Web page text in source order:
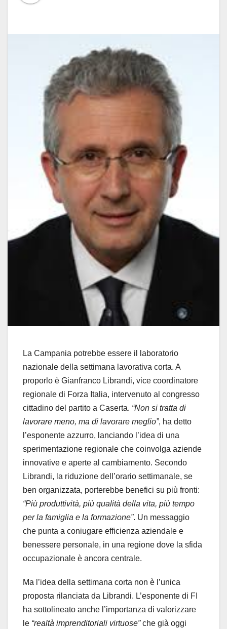
La Campania potrebbe essere il laboratorio
nazionale della settimana lavorativa corta. A
proporlo è Gianfranco Librandi, vice coordinatore
regionale di Forza Italia, intervenuto al congresso
cittadino del partito a Caserta. “Non si tratta di
lavorare meno, ma di lavorare meglio”, ha detto
l’esponente azzurro, lanciando l’idea di una
sperimentazione regionale che coinvolga aziende
innovative e aperte al cambiamento. Secondo
Librandi, la riduzione dell’orario settimanale, se
ben organizzata, porterebbe benefici su più fronti:
“Più produttività, più qualità della vita, più tempo
per la famiglia e la formazione”. Un messaggio
che punta a coniugare efficienza aziendale e
benessere personale, in una regione dove la sfida
occupazionale è ancora centrale.
Ma l’idea della settimana corta non è l’unica
proposta rilanciata da Librandi. L’esponente di FI
ha sottolineato anche l’importanza di valorizzare
le “realtà imprenditoriali virtuose”che già oggi